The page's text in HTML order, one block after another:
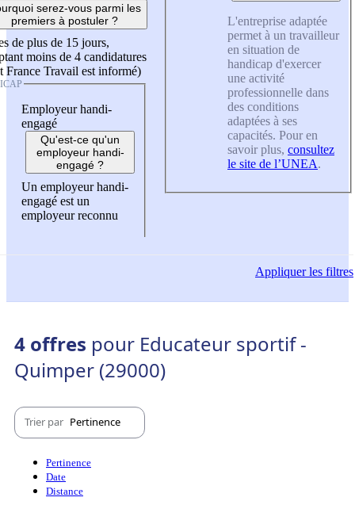
serez-vous parmi les
premiers à postuler ?
de plus de 15 jours,
moins de 4 candidatures
France Travail est informé)
Employeur handi-
engagé
Qu'est-ce qu'un
employeur handi-
engagé ?
Un employeur handi-
engagé est un
employeur reconnu
L'entreprise adaptée
permet à un travailleur
en situation de
handicap d'exercer
une activité
professionnelle dans
des conditions
adaptées à ses
capacités. Pour en
savoir plus, consultez
le site de l’UNEA.
Appliquerles filtres
4 offres pour Educateur sportif -
Quimper (29000)
Trier par Pertinence
Pertinence
Date
Distance